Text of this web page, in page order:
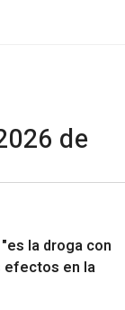
de
la droga con
efectos en la